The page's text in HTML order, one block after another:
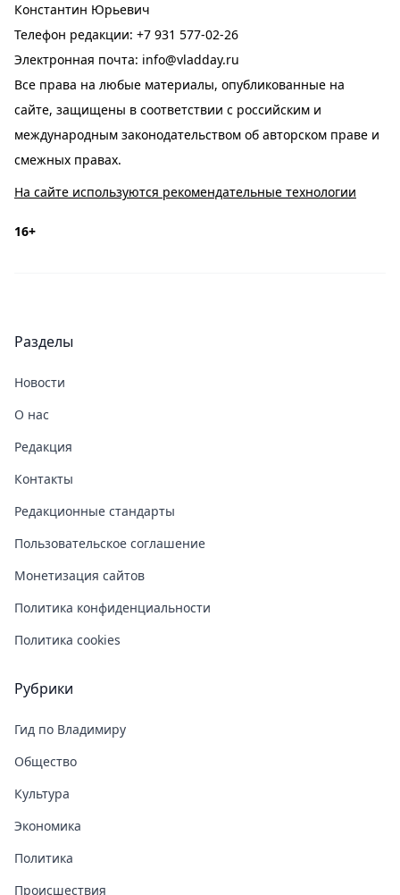
Константин Юрьевич
Телефон редакции: +7 931 577-02-26
Электронная почта: info@vladday.ru
Все права на любые материалы, опубликованные на
сайте, защищены в соответствии с российским и
международным законодательством об авторском праве и
смежных правах.
На сайте используются рекомендательные технологии
16+
Разделы
Новости
О нас
Редакция
Контакты
Редакционные стандарты
Пользовательское соглашение
Монетизация сайтов
Политика конфиденциальности
Политика cookies
Рубрики
Гид по Владимиру
Общество
Культура
Экономика
Политика
Происшествия